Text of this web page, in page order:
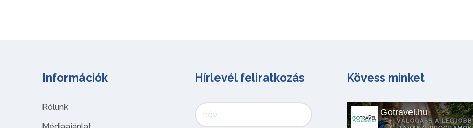
Információk
Rólunk
Hírlevél feliratkozás Kövess minket
Gotravel.hu